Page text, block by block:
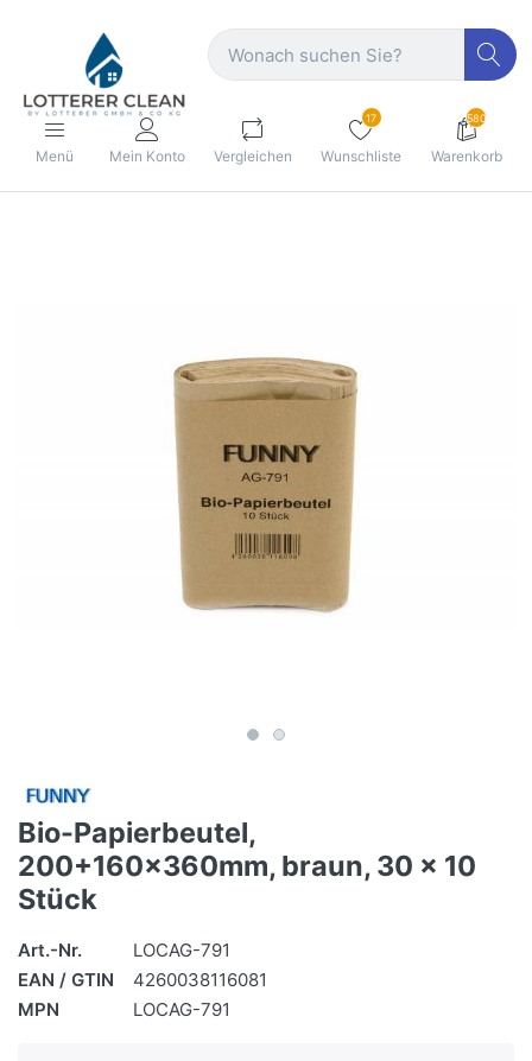
Menü Mein Konto Vergleichen
17
Wunschliste
580
Warenkorb
Bio-Papierbeutel,
200+160x360mm, braun, 30 x 10
Stück
Art.-Nr.
LOCAG-791
EAN / GTIN
4260038116081
MPN
LOCAG-791